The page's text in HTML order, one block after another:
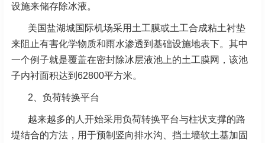
设施来储存除冰液。
美国盐湖城国际机场采用土工膜或土工合成粘土衬垫
来阻止有害化学物质和雨水渗透到基础设施地表下。其中
一个例子就是覆盖在密封除冰层液池上的土工膜网，该池
子内衬面积达到62800平方米。
2、负荷转换平台
越来越多的人开始采用负荷转换平台与柱状支撑的路
堤结合的方法，用于预制竖向排水沟、挡土墙软土基加固